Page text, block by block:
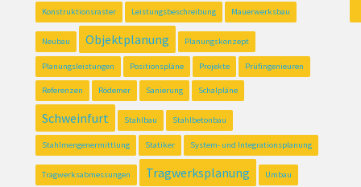
Konstruktionsraster Leistungsbeschreibung Mauerwerksbau
Neubau Objektplanung Planungskonzept
Planungsleistungen Positionspläne Projekte Prüfingenieuren
Referenzen Rödemer Sanierung Schalpläne
Schweinfurt Stahlbau Stahlbetonbau
Stahlmengenermittlung Statiker System- und Integrationsplanung
Tragwerksabmessungen Tragwerksplanung Umbau